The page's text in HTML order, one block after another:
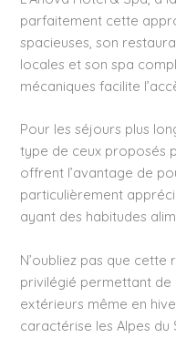
parfaitement cette
spacieuses, son
locales et son spa
mécaniques facilite
Pour les séjours plus
type de ceux proposés
offrent l’avantage de
particulièrement
ayant des habitudes
N’oubliez pas que cette
privilégié permettant
extérieurs même en
caractérise les Alpes